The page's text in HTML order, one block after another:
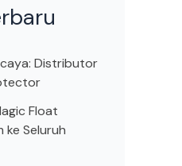
Distributor
Float
ke Seluruh